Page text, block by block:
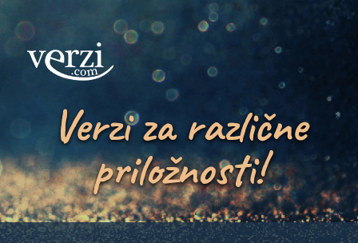
Verzi za različne
priložnosti!